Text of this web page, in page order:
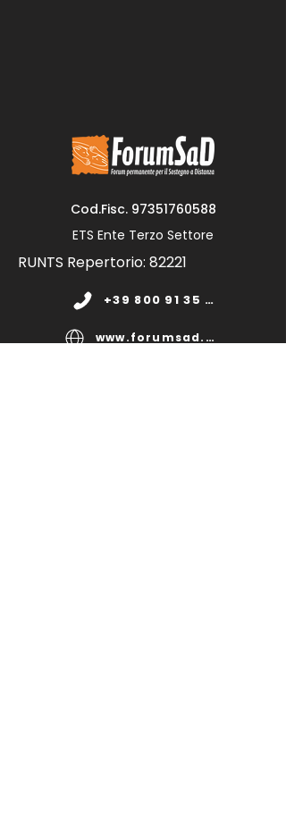
Cod.Fisc. 97351760588
ETS Ente Terzo Settore
RUNTS Repertorio: 82221
+39 800 91 35 11
www.forumsad.org